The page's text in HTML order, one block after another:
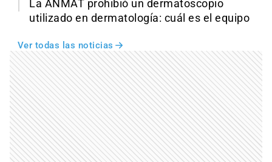
La ANMAT prohibió un dermatoscopio
utilizado en dermatología: cuál es el equipo
Ver todas las noticias